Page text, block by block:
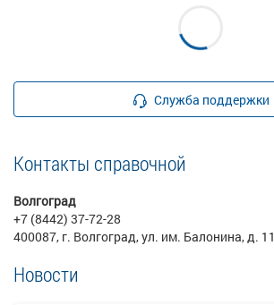
Служба поддержки
Контакты справочной
Волгоград
+7 (8442) 37-72-28
400087, г. Волгоград, ул. им. Балонина, д. 11
Новости